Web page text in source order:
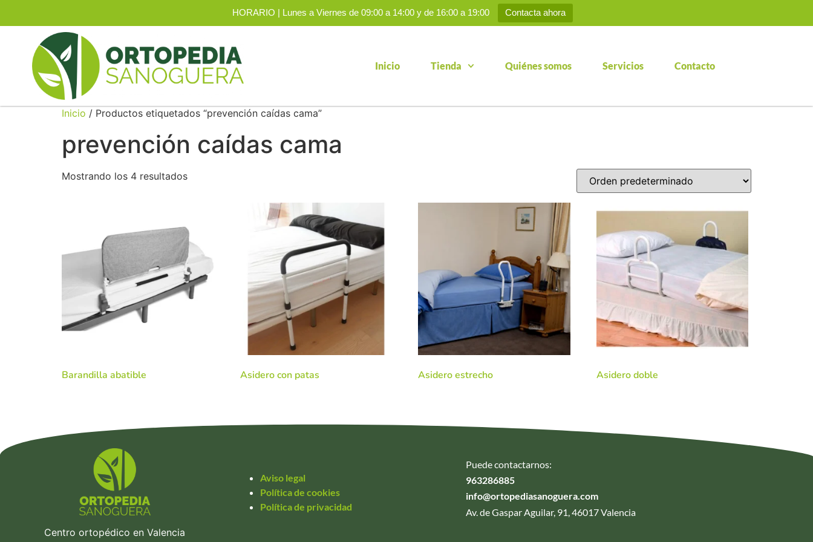
HORARIO | Lunes a Viernes de 09:00 a 14:00 y de 16:00 a 19:00 Contacta ahora
Inicio Tienda Quiénes somos Servicios Contacto
Inicio / Productos etiquetados “prevención caídas cama”
prevención caídas cama
Mostrando los 4 resultados
Barandilla abatible Asidero con patas Asidero estrecho Asidero doble
Centro ortopédico en Valencia
Aviso legal
Política de cookies
Política de privacidad
Puede contactarnos:
963286885
info@ortopediasanoguera.com
Av. de Gaspar Aguilar, 91, 46017 Valencia